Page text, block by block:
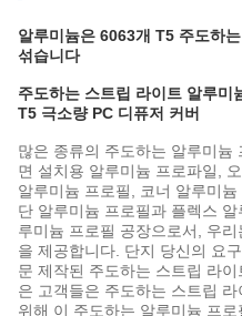
알루미늄은 6063개 T5 주도하
섞습니다
주도하는 스트립 라이트 알루
T5 극소량 PC 디퓨저 커버
많은 종류의 주도하는 알루미늄
면 설치용 알루미늄 프로파일,
알루미늄 프로필, 코너 알루미
단 알루미늄 프로필과 플렉스
루미늄 프로필 공장으로서, 우
을 제공합니다. 단지 당신의 요
문 제작된 주도하는 스트립 라
은 고객들은 주도하는 스트립
위해 이 주도하는 알루미늄 프